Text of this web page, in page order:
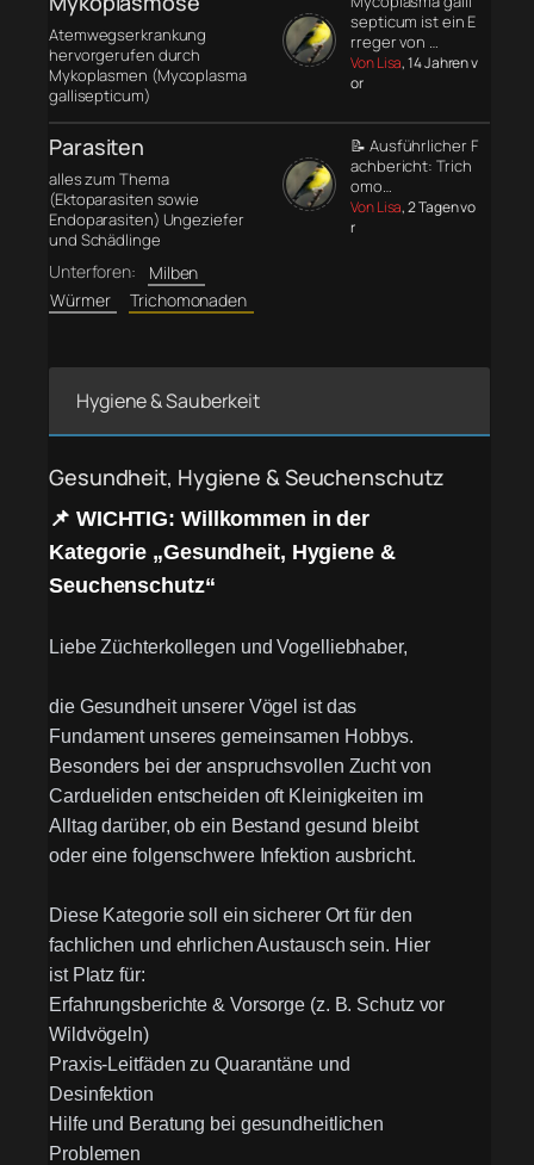
Atemwegserkrankung
hervorgerufen durch
Mykoplasmen (Mycoplasma
gallisepticum)
septicum ist ein E
rreger von …
Von Lisa, 14 Jahren v
or
Parasiten
alles zum Thema
(Ektoparasiten sowie
Endoparasiten) Ungeziefer
und Schädlinge
Unterforen:
Milben
Würmer
Trichomonaden
📝 Ausführlicher F
achbericht: Trich
omo…
Von Lisa, 2 Tagen vo
r
Hygiene & Sauberkeit
Gesundheit, Hygiene & Seuchenschutz
📌 WICHTIG: Willkommen in der
Kategorie „Gesundheit, Hygiene &
Seuchenschutz“
Liebe Züchterkollegen und Vogelliebhaber,
die Gesundheit unserer Vögel ist das
Fundament unseres gemeinsamen Hobbys.
Besonders bei der anspruchsvollen Zucht von
Cardueliden entscheiden oft Kleinigkeiten im
Alltag darüber, ob ein Bestand gesund bleibt
oder eine folgenschwere Infektion ausbricht.
Diese Kategorie soll ein sicherer Ort für den
fachlichen und ehrlichen Austausch sein. Hier
ist Platz für:
Erfahrungsberichte & Vorsorge (z. B. Schutz vor
Wildvögeln)
Praxis-Leitfäden zu Quarantäne und
Desinfektion
Hilfe und Beratung bei gesundheitlichen
Problemen